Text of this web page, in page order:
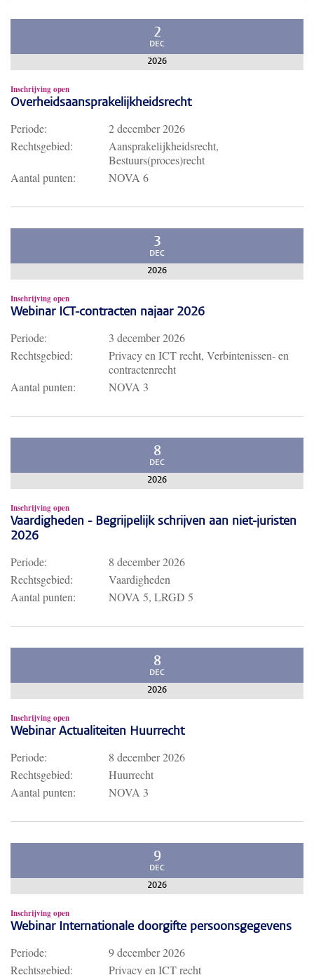
2
DEC
2026
Inschrijving open
Overheidsaansprakelijkheidsrecht
Periode:
2 december 2026
Rechtsgebied:
Aansprakelijkheidsrecht,
Bestuurs(proces)recht
Aantal punten:
NOVA 6
3
DEC
2026
Inschrijving open
Webinar ICT-contracten najaar 2026
Periode:
3 december 2026
Rechtsgebied:
Privacy en ICT recht, Verbintenissen- en
contractenrecht
Aantal punten:
NOVA 3
8
DEC
2026
Inschrijving open
Vaardigheden - Begrijpelijk schrijven aan niet-juristen
2026
Periode:
8 december 2026
Rechtsgebied:
Vaardigheden
Aantal punten:
NOVA 5, LRGD 5
8
DEC
2026
Inschrijving open
Webinar Actualiteiten Huurrecht
Periode:
8 december 2026
Rechtsgebied:
Huurrecht
Aantal punten:
NOVA 3
9
DEC
2026
Inschrijving open
Webinar Internationale doorgifte persoonsgegevens
Periode:
9 december 2026
Rechtsgebied:
Privacy en ICT recht